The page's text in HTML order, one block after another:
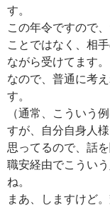
す。
この年令ですので
ことではなく、相
ながら受けてます。
なので、普通に考
す。
（通常、こういう
すが、自分自身人
思ってるので、話
職安経由でこうい
ね。
まあ、しますけど